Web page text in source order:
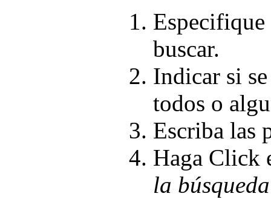
buscar.
Indicar si
todos o
Escriba las
Haga Click
la búsqueda